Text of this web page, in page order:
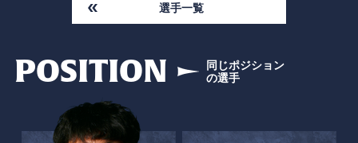
選手一覧
POSITION
同じポジション
の選手